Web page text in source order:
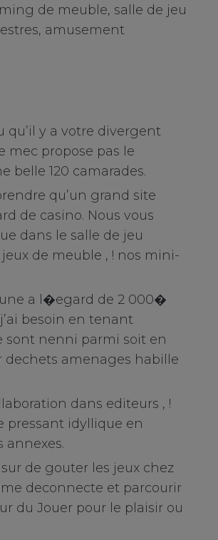
de meuble, salle de jeu
amusement
qu’il y a votre divergent
mec propose pas le
belle 120 camarades.
qu’un grand site
de casino. Nous vous
dans le salle de jeu
de meuble , ! nos mini-
a l�egard de 2 000�
besoin en tenant
sont nenni parmi soit en
amenages habille
dans editeurs , !
pressant idyllique en
annexes.
de gouter les jeux chez
deconnecte et parcourir
du Jouer pour le plaisir ou